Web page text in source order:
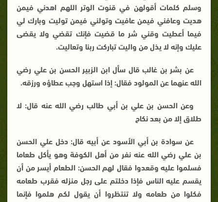
وسلم كلمات أقولهن في قنوت الوتر اللهم اهدني فيمن
هديت وعافني فيمن عافيت وتولني فيمن توليت وبارك لي
فيما أعطيت وقني شر ما قضيت فإنك تقضي ولا يقضى
عليك وإنه لا يذل من واليت تباركت ربنا وتعاليت.
عن بشر بن غالب قال سأل ابن الزبير الحسن بن علي رضي
الله عنهما عن المولود فقال: إذا استهل وجب عطاؤه ورزقه.
وعن الحسن بن علي بن أبي طالب رضي الله عنه قال: لا
طلاق إلا من بعد نكاح
عن سوادة بن أبي الأسود عن أبيه قال: دخل علي الحسن
بن علي رضي الله عنه نفر من أهل الكوفة وهو يأكل طعاما
فسلموا عليه وقعدوا فقال لهم الحسن: الطعام أيسر من أن
يقسم عليه الناس فإذا دخلتم على رجل منزله فقرب طعامه
فكلوا من طعامه ولا تنتظروا أن يقول لكم هلموا فإنما